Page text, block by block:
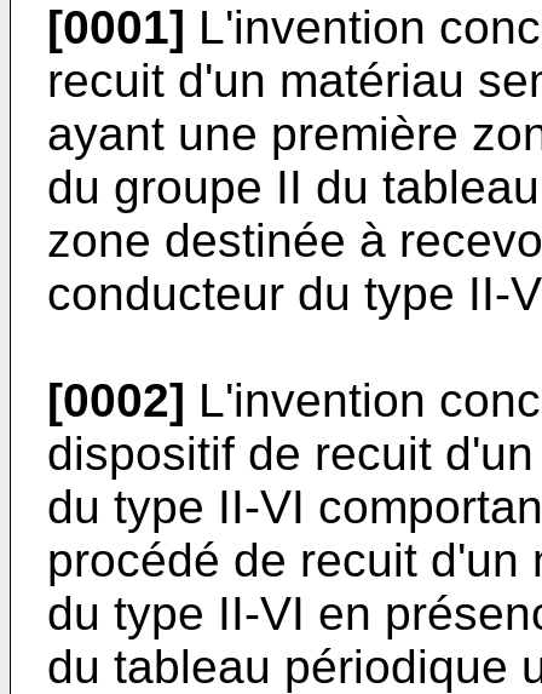
[0001] L'invention
recuit d'un matériau
ayant une première
du groupe II du
zone destinée à
conducteur du type II-
[0002] L'invention
dispositif de recuit
du type II-VI
procédé de recuit d'un
du type II-VI en
du tableau périodique